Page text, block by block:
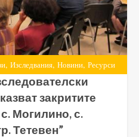
, Изследвания, Новини, Ресурси
закритите
Могилино, с.
Тетевен”